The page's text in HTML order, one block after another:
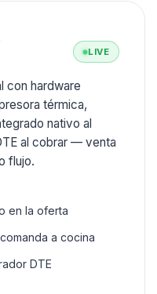
LIVE
con hardware
térmica,
nativo al
al cobrar — venta
flujo.
en la oferta
a cocina
DTE